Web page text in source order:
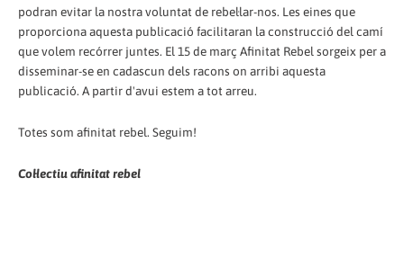
podran evitar la nostra voluntat de rebel·lar-nos. Les eines que
proporciona aquesta publicació facilitaran la construcció del camí
que volem recórrer juntes. El 15 de març Afinitat Rebel sorgeix per a
disseminar-se en cadascun dels racons on arribi aquesta
publicació. A partir d'avui estem a tot arreu.
Totes som afinitat rebel. Seguim!
Col·lectiu afinitat rebel